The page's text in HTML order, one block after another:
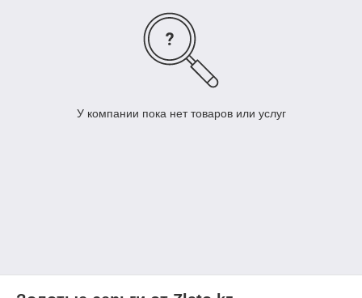
У компании пока нет товаров или услуг